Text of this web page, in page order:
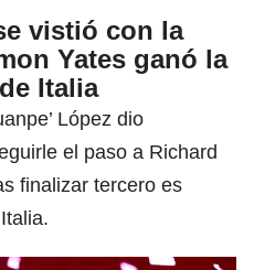
vistió con la
Yates ganó la
Italia
López dio
el paso a Richard
finalizar tercero es